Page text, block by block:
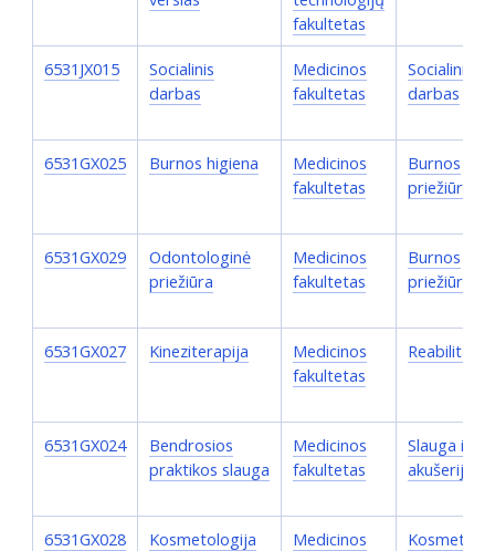
fakultetas
6531JX015
Socialinis
darbas
Medicinos
fakultetas
Socialinis
darbas
6531GX025 Burnos higiena
Medicinos
fakultetas
Burnos
priežiūra
6531GX029
Odontologinė
priežiūra
Medicinos
fakultetas
Burnos
priežiūra
6531GX027 Kineziterapija
Medicinos
fakultetas
Reabilitacija
6531GX024
Bendrosios
praktikos slauga
Medicinos
fakultetas
Slauga ir
akušerija
6531GX028 Kosmetologija
Medicinos